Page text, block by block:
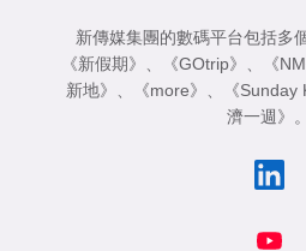
新傳媒集團的數碼平台包括多
《新假期》
《GOtrip》 《
新地》
《more》 《Sunday
濟一週》
。